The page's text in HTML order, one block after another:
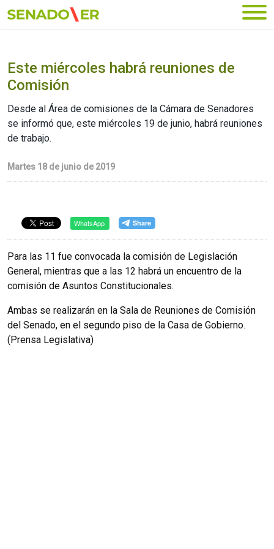
Ir al menú principal
Este miércoles habrá reuniones de
Comisión
Desde al Área de comisiones de la Cámara de Senadores
se informó que, este miércoles 19 de junio, habrá reuniones
de trabajo.
Martes 18 de junio de 2019
WhatsApp
Para las 11 fue convocada la comisión de Legislación
General, mientras que a las 12 habrá un encuentro de la
comisión de Asuntos Constitucionales.
Ambas se realizarán en la Sala de Reuniones de Comisión
del Senado, en el segundo piso de la Casa de Gobierno.
(Prensa Legislativa)